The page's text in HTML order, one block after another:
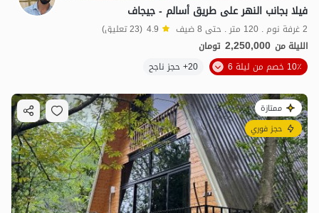
فيلا بجانب النهر على طريق أسالم - جيجاف
2 غرفة نوم . 120 متر . حتى 8 ضيف 4.9 (23 تعليق)
الليلة من 2,250,000 تومان
10٪ خصم من ليلة 6
20+ حجز ناجح
ممتازة
حجز فوري